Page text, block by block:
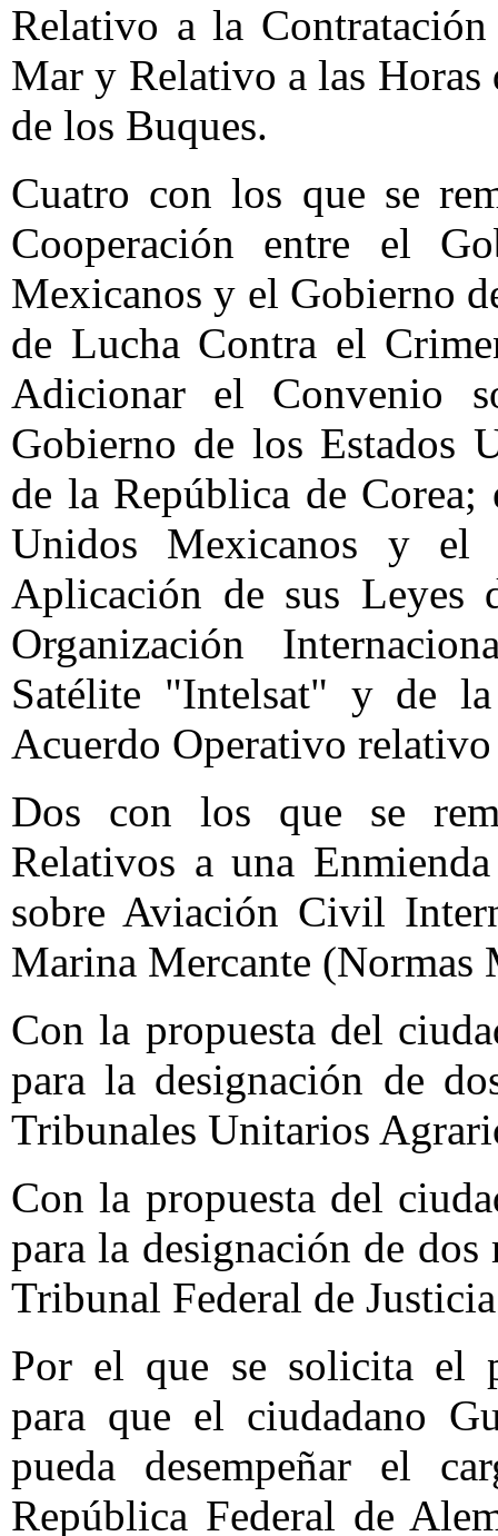
Relativo a la
Mar y Relativo a las
de los Buques.
Cuatro con los que se
Cooperación entre el
Mexicanos y el Gobierno
de Lucha Contra el
Adicionar el Convenio
Gobierno de los Estados
de la República de
Unidos Mexicanos y el
Aplicación de sus Leyes
Organización
Satélite "Intelsat" y de
Acuerdo Operativo
Dos con los que se
Relativos a una
sobre Aviación Civil
Marina Mercante (Normas
Con la propuesta del
para la designación de
Tribunales Unitarios
Con la propuesta del
para la designación de
Tribunal Federal de
Por el que se solicita el
para que el ciudadano
pueda desempeñar el
República Federal de